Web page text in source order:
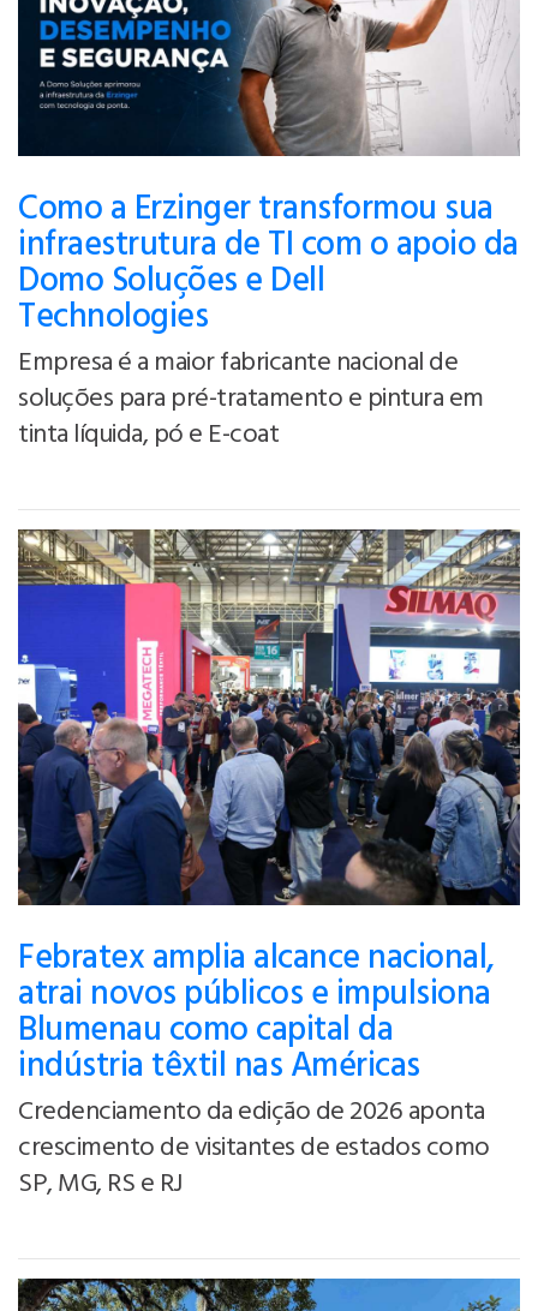
Como a Erzinger transformou sua
infraestrutura de TI com o apoio da
Domo Soluções e Dell
Technologies
Empresa é a maior fabricante nacional de
soluções para pré-tratamento e pintura em
tinta líquida, pó e E-coat
Febratex amplia alcance nacional,
atrai novos públicos e impulsiona
Blumenau como capital da
indústria têxtil nas Américas
Credenciamento da edição de 2026 aponta
crescimento de visitantes de estados como
SP, MG, RS e RJ